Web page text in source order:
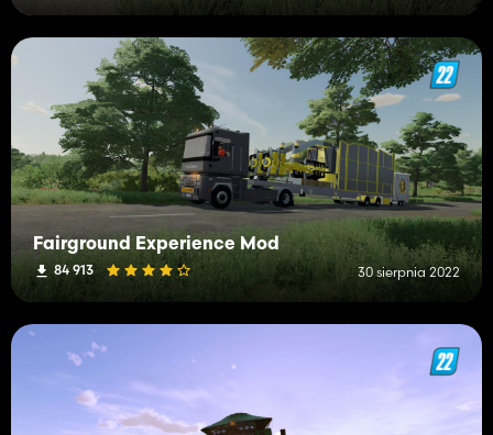
Fairground Experience Mod
84 913 30 sierpnia 2022